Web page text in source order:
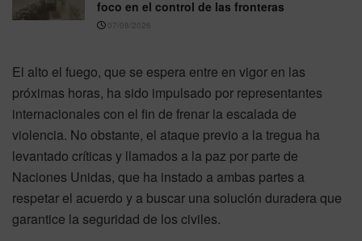
foco en el control de las fronteras
07/08/2026
El alto el fuego, que se espera entre en vigor en las
próximas horas, ha sido impulsado por representantes
internacionales con el fin de frenar la escalada de
violencia. No obstante, el ataque previo a la tregua ha
levantado críticas y llamados a la paz por parte de
Naciones Unidas, que ha instado a ambas partes a
respetar el acuerdo y a buscar una solución duradera que
garantice la seguridad de los civiles.